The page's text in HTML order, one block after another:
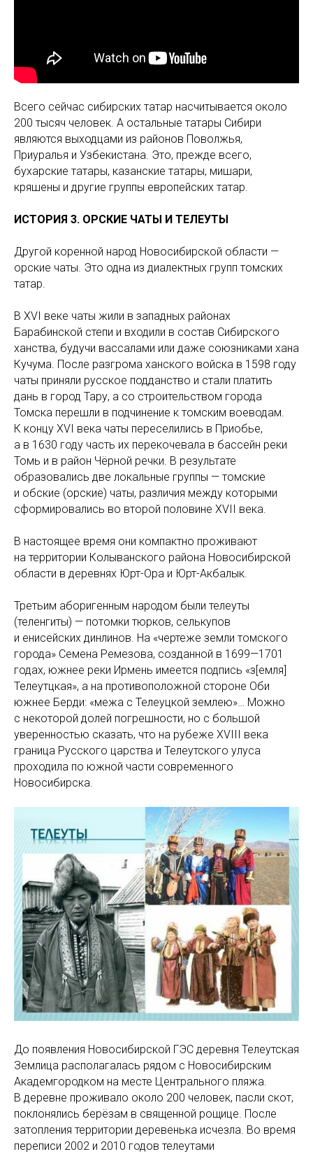
Всего сейчас сибирских татар насчитывается около
200 тысяч человек. А остальные татары Сибири
являются выходцами из районов Поволжья,
Приуралья и Узбекистана. Это, прежде всего,
бухарские татары, казанские татары, мишари,
кряшены и другие группы европейских татар.
ИСТОРИЯ 3. ОРСКИЕ ЧАТЫ И ТЕЛЕУТЫ
Другой коренной народ Новосибирской области —
орские чаты. Это одна из диалектных групп томских
татар.
В XVI веке чаты жили в западных районах
Барабинской степи и входили в состав Сибирского
ханства, будучи вассалами или даже союзниками хана
Кучума. После разгрома ханского войска в 1598 году
чаты приняли русское подданство и стали платить
дань в город Тару, а со строительством города
Томска перешли в подчинение к томским воеводам.
К концу XVI века чаты переселились в Приобье,
а в 1630 году часть их перекочевала в бассейн реки
Томь и в район Чёрной речки. В результате
образовались две локальные группы — томские
и обские (орские) чаты, различия между которыми
сформировались во второй половине XVII века.
В настоящее время они компактно проживают
на территории Колыванского района Новосибирской
области в деревнях Юрт-Ора и Юрт-Акбалык.
Третьим аборигенным народом были телеуты
(теленгиты) — потомки тюрков, селькупов
и енисейских динлинов. На «чертеже земли томского
города» Семена Ремезова, созданной в 1699—1701
годах, южнее реки Ирмень имеется подпись «з[емля]
Телеутцкая», а на противоположной стороне Оби
южнее Берди: «межа с Телеуцкой землею»… Можно
с некоторой долей погрешности, но с большой
уверенностью сказать, что на рубеже XVIII века
граница Русского царства и Телеутского улуса
проходила по южной части современного
Новосибирска.
До появления Новосибирской ГЭС деревня Телеутская
Землица располагалась рядом с Новосибирским
Академгородком на месте Центрального пляжа.
В деревне проживало около 200 человек, пасли скот,
поклонялись берёзам в священной рощице. После
затопления территории деревенька исчезла. Во время
переписи 2002 и 2010 годов телеутами